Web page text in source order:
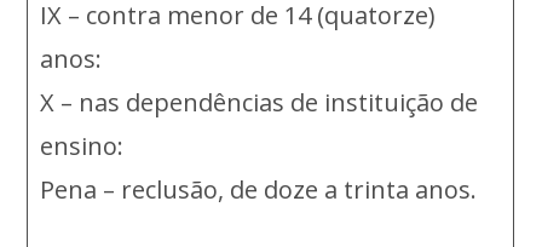
IX – contra menor de 14 (quatorze)
anos:
X – nas dependências de instituição de
ensino:
Pena – reclusão, de doze a trinta anos.